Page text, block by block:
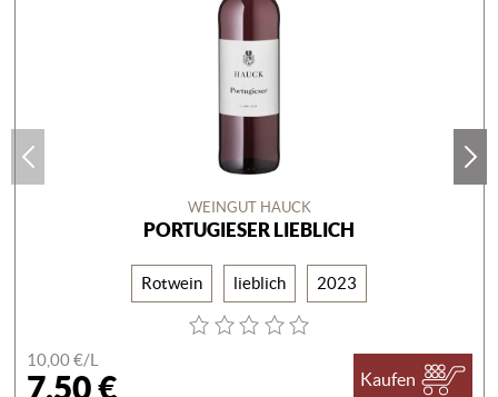
WEINGUT HAUCK
PORTUGIESER LIEBLICH
Rotwein lieblich 2023
10,00 €/L
7,50 € Kaufen